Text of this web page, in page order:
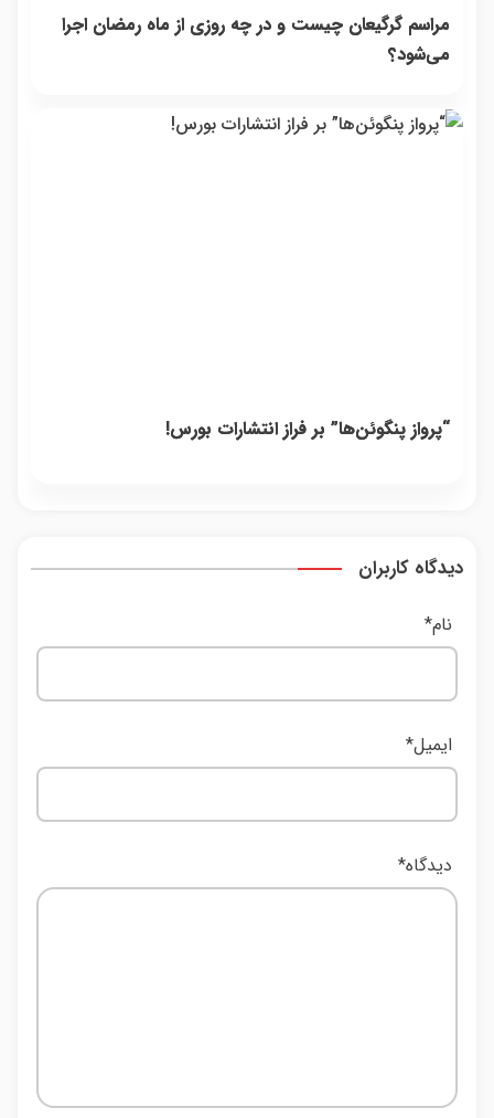
مراسم گرگیعان چیست و در چه روزی از ماه رمضان اجرا
می‌شود؟
“پرواز پنگوئن‌ها” بر فراز انتشارات بورس!
دیدگاه کاربران
دیدگاه*
نام*
ایمیل*